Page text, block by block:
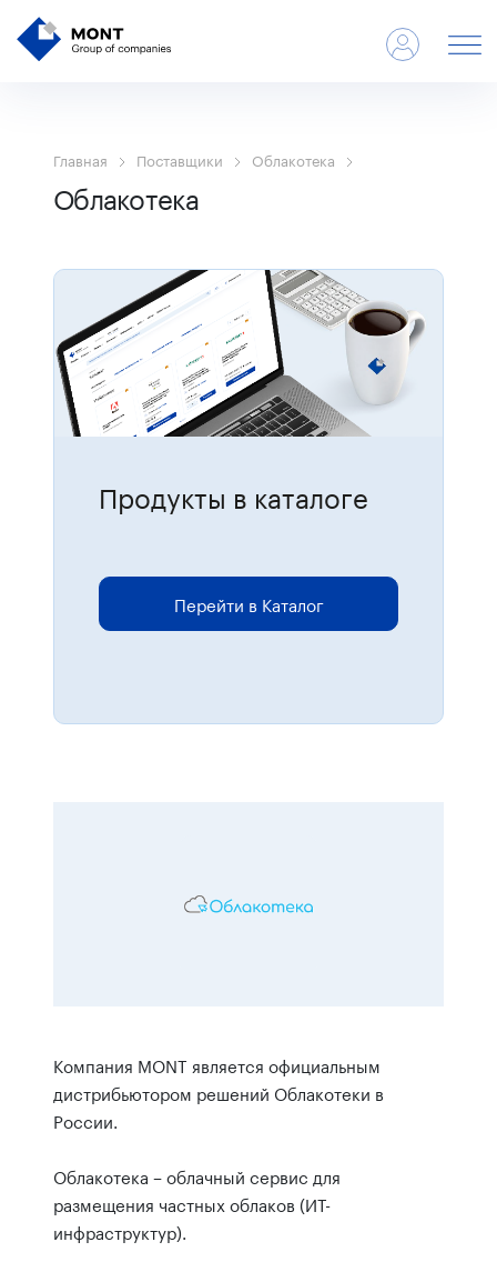
Главная Поставщики Облакотека
Облакотека
Продукты в каталоге
Для размещения онлайн-заказов
Перейти в Каталог
Компания MONT является официальным
дистрибьютором решений Облакотеки в
России.
Облакотека – облачный сервис для
размещения частных облаков (ИТ-
инфраструктур).